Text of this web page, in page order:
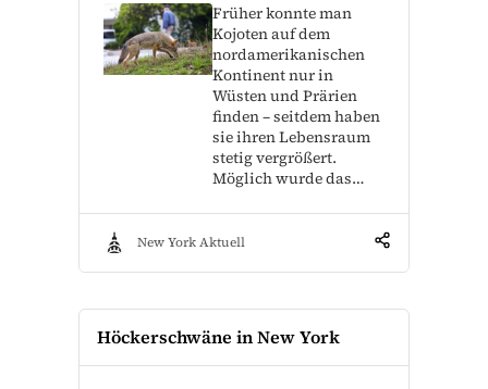
Früher konnte man
Kojoten auf dem
nordamerikanischen
Kontinent nur in
Wüsten und Prärien
finden – seitdem haben
sie ihren Lebensraum
stetig vergrößert.
Möglich wurde das…
New York Aktuell
Höckerschwäne in New York